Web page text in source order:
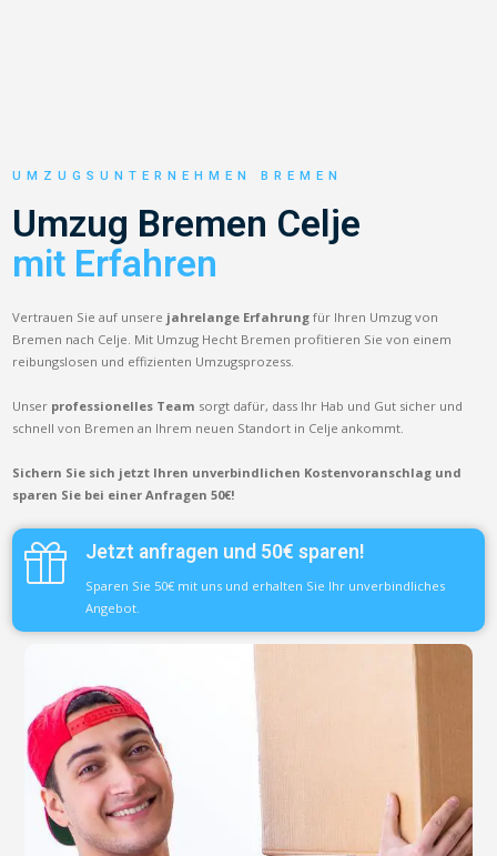
UMZUGSUNTERNEHMEN BREMEN
Umzug Bremen Celje
mit Erfahren
Vertrauen Sie auf unsere jahrelange Erfahrung für Ihren Umzug von
Bremen nach Celje. Mit Umzug Hecht Bremen profitieren Sie von einem
reibungslosen und effizienten Umzugsprozess.
Unser professionelles Team sorgt dafür, dass Ihr Hab und Gut sicher und
schnell von Bremen an Ihrem neuen Standort in Celje ankommt.
Sichern Sie sich jetzt Ihren unverbindlichen Kostenvoranschlag und
sparen Sie bei einer Anfragen 50€!
Jetzt anfragen und 50€ sparen!
Sparen Sie 50€ mit uns und erhalten Sie Ihr unverbindliches
Angebot.